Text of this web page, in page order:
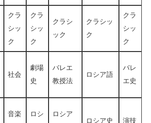
クラ
シッ
ク
クラ
シッ
ク
クラシ
ック
クラシッ
ク
クラ
シッ
ク
社会
劇場
史
バレエ
教授法
ロシア語
バレ
エ史
音楽
ロシ
ロシア
ロシア史 演技